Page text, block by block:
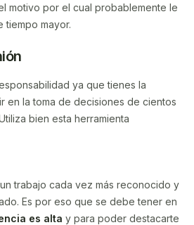
motivo por el cual probablemente le
tiempo mayor.
ya que tienes la
en la toma de decisiones de cientos
bien esta herramienta
trabajo cada vez más reconocido y
Es por eso que se debe tener en
es alta y para poder destacarte